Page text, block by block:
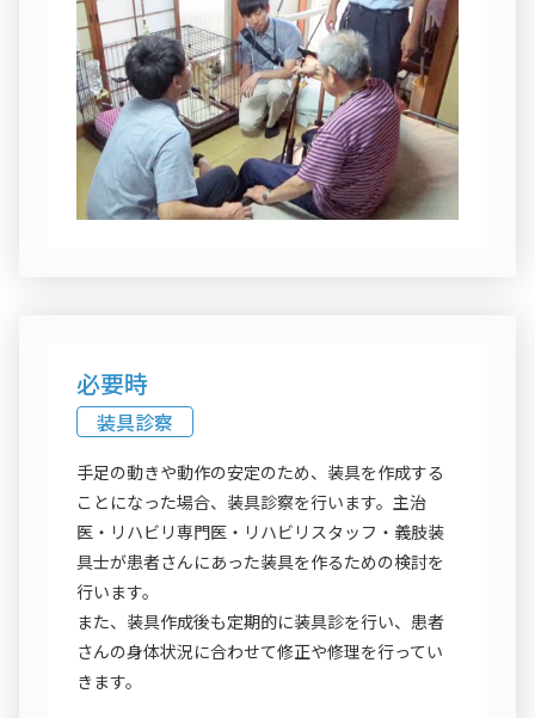
必要時
装具診察
手足の動きや動作の安定のため、装具を作成する
ことになった場合、装具診察を行います。主治
医・リハビリ専門医・リハビリスタッフ・義肢装
具士が患者さんにあった装具を作るための検討を
行います。
また、装具作成後も定期的に装具診を行い、患者
さんの身体状況に合わせて修正や修理を行ってい
きます。